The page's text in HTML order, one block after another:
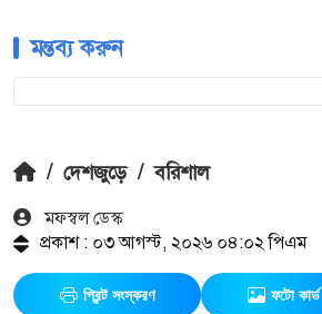
মন্তব্য করুন
/ দেশজুড়ে / বরিশাল
মফস্বল ডেস্ক
প্রকাশ : ০৩ আগস্ট, ২০২৬ ০৪:০২ পিএম
প্রিন্ট সংস্করণ ফটো কার্ড